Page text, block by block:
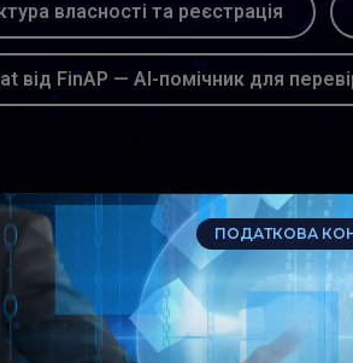
власності та реєстрація
від FinAP — AI-помічник для
ПОДАТКОВА